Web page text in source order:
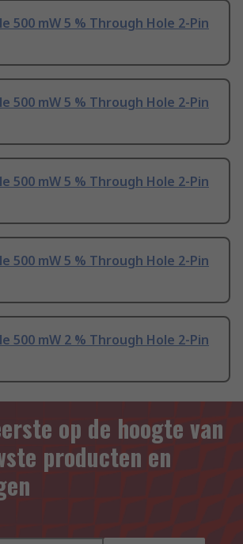
500 mW 5 % Through Hole 2-Pin
500 mW 5 % Through Hole 2-Pin
500 mW 5 % Through Hole 2-Pin
500 mW 5 % Through Hole 2-Pin
500 mW 2 % Through Hole 2-Pin
op de hoogte van
producten en